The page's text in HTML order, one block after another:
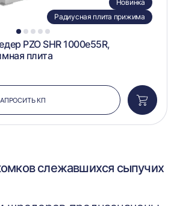
1 2 3 4 5
Новинка
Радиусная плита прижима
PZO SHR 1000e55R,
плита
КП
в
слежавшихся сыпучих